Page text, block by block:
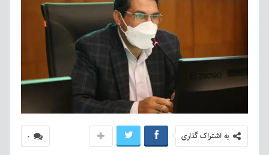
۰ به اشتراک گذاری